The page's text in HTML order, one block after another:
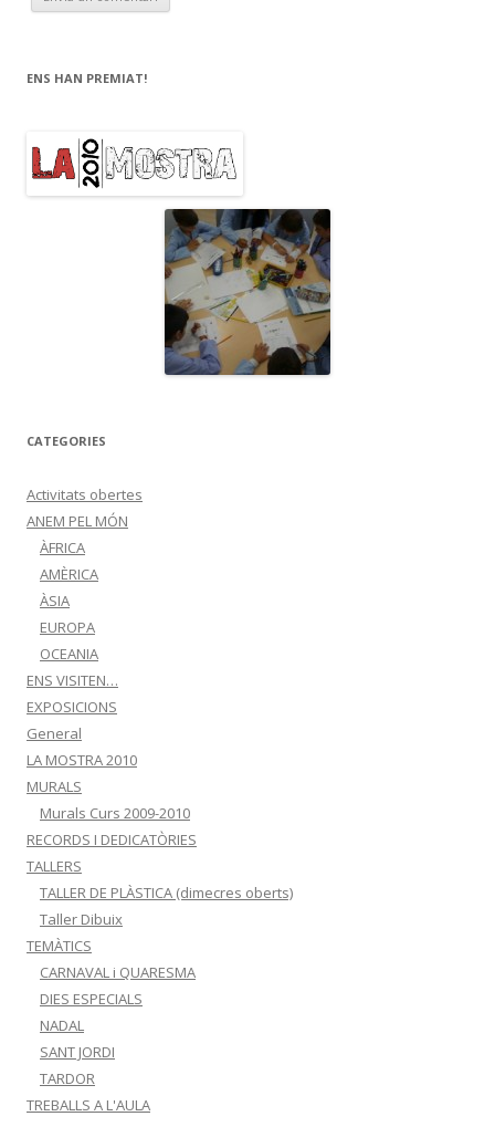
ENS HAN PREMIAT!
CATEGORIES
Activitats obertes
ANEM PEL MÓN
ÀFRICA
AMÈRICA
ÀSIA
EUROPA
OCEANIA
ENS VISITEN…
EXPOSICIONS
General
LA MOSTRA 2010
MURALS
Murals Curs 2009-2010
RECORDS I DEDICATÒRIES
TALLERS
TALLER DE PLÀSTICA (dimecres oberts)
Taller Dibuix
TEMÀTICS
CARNAVAL i QUARESMA
DIES ESPECIALS
NADAL
SANT JORDI
TARDOR
TREBALLS A L'AULA